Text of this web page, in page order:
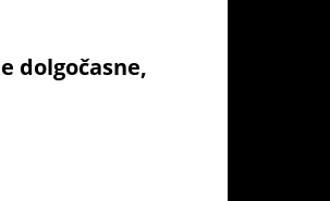
dolgočasne,